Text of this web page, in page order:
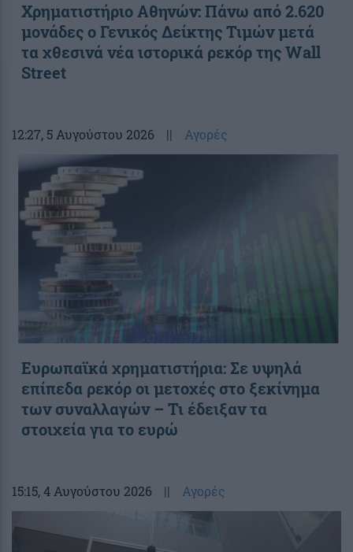
Χρηματιστήριο Αθηνών: Πάνω από 2.620
μονάδες ο Γενικός Δείκτης Τιμών μετά
τα χθεσινά νέα ιστορικά ρεκόρ της Wall
Street
12:27, 5 Αυγούστου 2026 || Αγορές
Ευρωπαϊκά χρηματιστήρια: Σε υψηλά
επίπεδα ρεκόρ οι μετοχές στο ξεκίνημα
των συναλλαγών – Τι έδειξαν τα
στοιχεία για το ευρώ
15:15, 4 Αυγούστου 2026 || Αγορές